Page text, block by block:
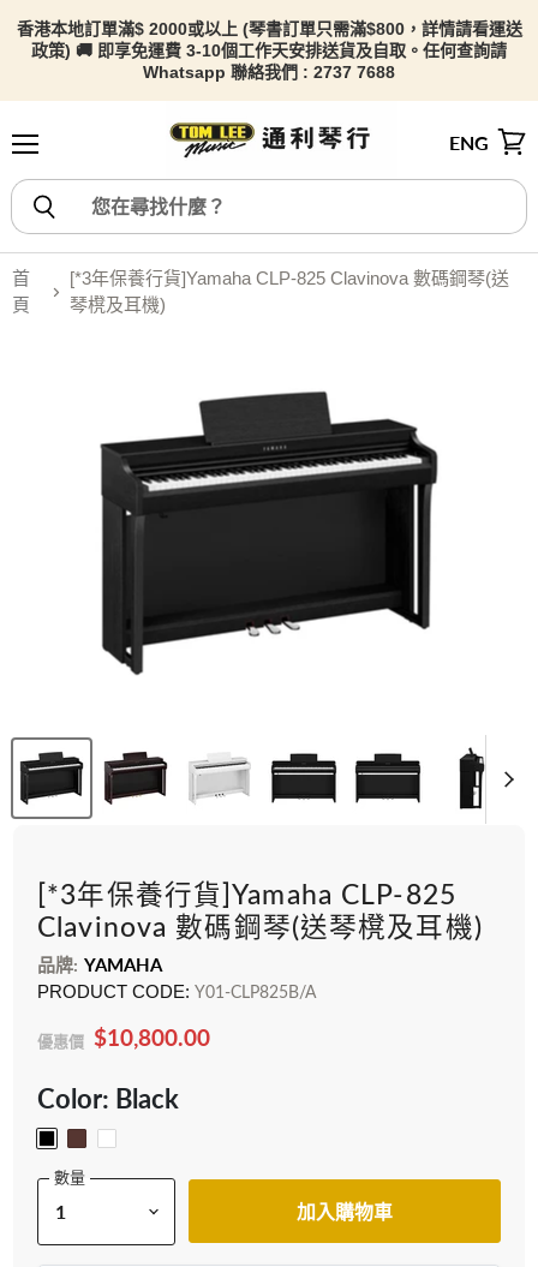
香港本地訂單滿$ 2000或以上 (琴書訂單只需滿$800，詳情請看運送
政策) 🚚 即享免運費 3-10個工作天安排送貨及自取。任何查詢請
Whatsapp 聯絡我們 : 2737 7688
ENG
首
頁
[*3年保養行貨]Yamaha CLP-825 Clavinova 數碼鋼琴(送
琴櫈及耳機)
[*3年保養行貨]Yamaha CLP-825
Clavinova 數碼鋼琴(送琴櫈及耳機)
品牌: YAMAHA
PRODUCT CODE: Y01-CLP825B/A
優惠價 $10,800.00
Color: Black
數量
加入購物車